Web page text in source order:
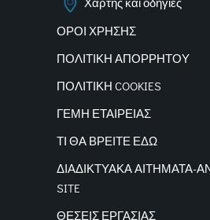
ΟΡΟΙ ΧΡΗΣΗΣ
ΠΟΛΙΤΙΚΗ ΑΠΟΡΡΗΤΟΥ
ΠΟΛΙΤΙΚΗ COOKIES
ΓΕΜΗ ΕΤΑΙΡΕΙΑΣ
ΤΙ ΘΑ ΒΡΕΙΤΕ ΕΔΩ
ΔΙΑΔΙΚΤΥΑΚΑΑΙΤΗΜΑΤΑ-
SITE
ΘΕΣΕΙΣ ΕΡΓΑΣΙΑΣ